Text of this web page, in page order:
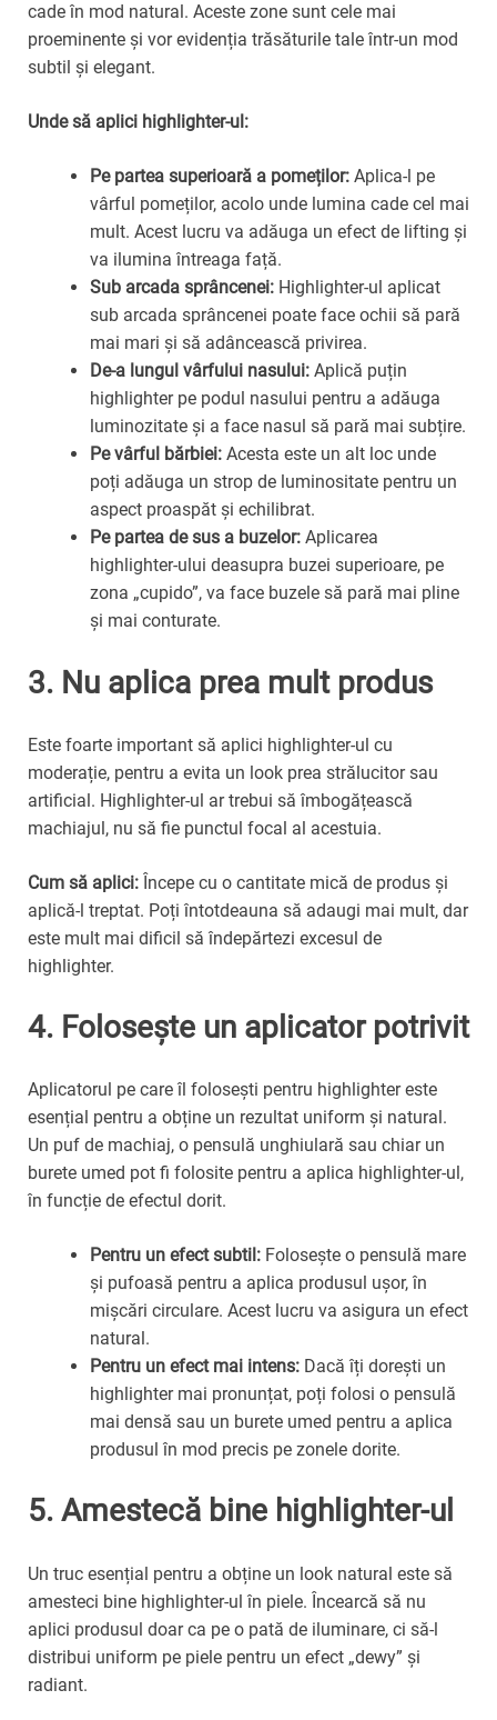
cade în mod natural. Aceste zone sunt cele mai
proeminente și vor evidenția trăsăturile tale într-un mod
subtil și elegant.
Unde să aplici highlighter-ul:
Pe partea superioară a pomeților: Aplica-l pe
vârful pomeților, acolo unde lumina cade cel mai
mult. Acest lucru va adăuga un efect de lifting și
va ilumina întreaga față.
Sub arcada sprâncenei: Highlighter-ul aplicat
sub arcada sprâncenei poate face ochii să pară
mai mari și să adâncească privirea.
De-a lungul vârfului nasului: Aplică puțin
highlighter pe podul nasului pentru a adăuga
luminozitate și a face nasul să pară mai subțire.
Pe vârful bărbiei: Acesta este un alt loc unde
poți adăuga un strop de luminositate pentru un
aspect proaspăt și echilibrat.
Pe partea de sus a buzelor: Aplicarea
highlighter-ului deasupra buzei superioare, pe
zona „cupido”, va face buzele să pară mai pline
și mai conturate.
3. Nu aplica prea mult produs
Este foarte important să aplici highlighter-ul cu
moderație, pentru a evita un look prea strălucitor sau
artificial. Highlighter-ul ar trebui să îmbogățească
machiajul, nu să fie punctul focal al acestuia.
Cum să aplici: Începe cu o cantitate mică de produs și
aplică-l treptat. Poți întotdeauna să adaugi mai mult, dar
este mult mai dificil să îndepărtezi excesul de
highlighter.
4. Folosește un aplicator potrivit
Aplicatorul pe care îl folosești pentru highlighter este
esențial pentru a obține un rezultat uniform și natural.
Un puf de machiaj, o pensulă unghiulară sau chiar un
burete umed pot fi folosite pentru a aplica highlighter-ul,
în funcție de efectul dorit.
Pentru un efect subtil: Folosește o pensulă mare
și pufoasă pentru a aplica produsul ușor, în
mișcări circulare. Acest lucru va asigura un efect
natural.
Pentru un efect mai intens: Dacă îți dorești un
highlighter mai pronunțat, poți folosi o pensulă
mai densă sau un burete umed pentru a aplica
produsul în mod precis pe zonele dorite.
5. Amestecă bine highlighter-ul
Un truc esențial pentru a obține un look natural este să
amesteci bine highlighter-ul în piele. Încearcă să nu
aplici produsul doar ca pe o pată de iluminare, ci să-l
distribui uniform pe piele pentru un efect „dewy” și
radiant.